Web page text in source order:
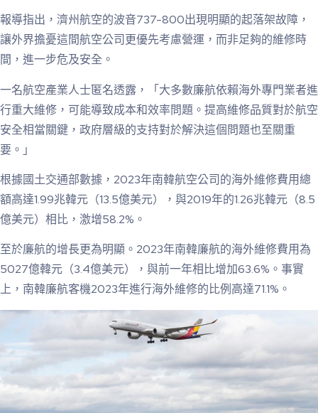
報導指出，濟州航空的波音737-800出現明顯的起落架故障，
讓外界擔憂這間航空公司更優先考慮營運，而非足夠的維修時
間，進一步危及安全。
一名航空產業人士匿名透露，「大多數廉航依賴海外專門業者進
行重大維修，可能導致成本和效率問題。提高維修品質對於航空
安全相當關鍵，政府層級的支持對於解決這個問題也至關重
要。」
根據國土交通部數據，2023年南韓航空公司的海外維修費用總
額高達1.99兆韓元（13.5億美元），與2019年的1.26兆韓元（8.5
億美元）相比，激增58.2%。
至於廉航的增長更為明顯。2023年南韓廉航的海外維修費用為
5027億韓元（3.4億美元），與前一年相比增加63.6%。事實
上，南韓廉航客機2023年進行海外維修的比例高達71.1%。